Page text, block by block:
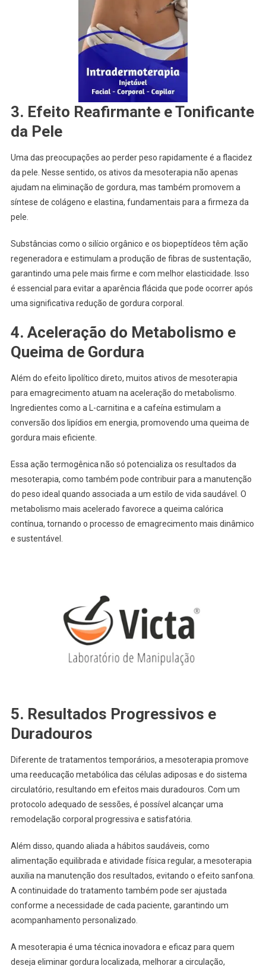
3. Efeito Reafirmante e Tonificante
da Pele
Uma das preocupações ao perder peso rapidamente é a flacidez
da pele. Nesse sentido, os ativos da mesoterapia não apenas
ajudam na eliminação de gordura, mas também promovem a
síntese de colágeno e elastina, fundamentais para a firmeza da
pele.
Substâncias como o silício orgânico e os biopeptídeos têm ação
regeneradora e estimulam a produção de fibras de sustentação,
garantindo uma pele mais firme e com melhor elasticidade. Isso
é essencial para evitar a aparência flácida que pode ocorrer após
uma significativa redução de gordura corporal.
4. Aceleração do Metabolismo e
Queima de Gordura
Além do efeito lipolítico direto, muitos ativos de mesoterapia
para emagrecimento atuam na aceleração do metabolismo.
Ingredientes como a L-carnitina e a cafeína estimulam a
conversão dos lipídios em energia, promovendo uma queima de
gordura mais eficiente.
Essa ação termogênica não só potencializa os resultados da
mesoterapia, como também pode contribuir para a manutenção
do peso ideal quando associada a um estilo de vida saudável. O
metabolismo mais acelerado favorece a queima calórica
contínua, tornando o processo de emagrecimento mais dinâmico
e sustentável.
5. Resultados Progressivos e
Duradouros
Diferente de tratamentos temporários, a mesoterapia promove
uma reeducação metabólica das células adiposas e do sistema
circulatório, resultando em efeitos mais duradouros. Com um
protocolo adequado de sessões, é possível alcançar uma
remodelação corporal progressiva e satisfatória.
Além disso, quando aliada a hábitos saudáveis, como
alimentação equilibrada e atividade física regular, a mesoterapia
auxilia na manutenção dos resultados, evitando o efeito sanfona.
A continuidade do tratamento também pode ser ajustada
conforme a necessidade de cada paciente, garantindo um
acompanhamento personalizado.
A mesoterapia é uma técnica inovadora e eficaz para quem
deseja eliminar gordura localizada, melhorar a circulação,